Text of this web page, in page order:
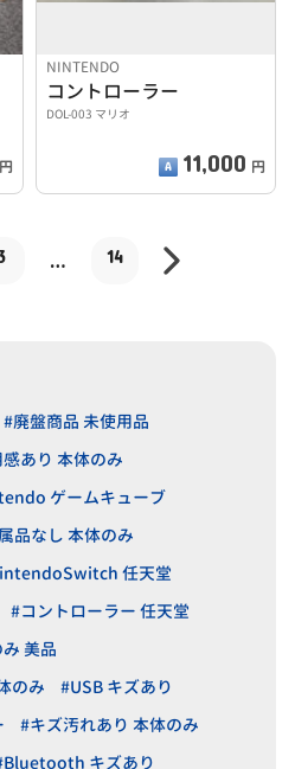
円
NINTENDO
コントローラー
DOL-003 マリオ
11,000 円
… 14
#廃盤商品 未使用品
あり 本体のみ
ゲームキューブ
品なし 本体のみ
任天堂
#コントローラー 任天堂
美品
のみ
#USB キズあり
#キズ汚れあり 本体のみ
キズあり